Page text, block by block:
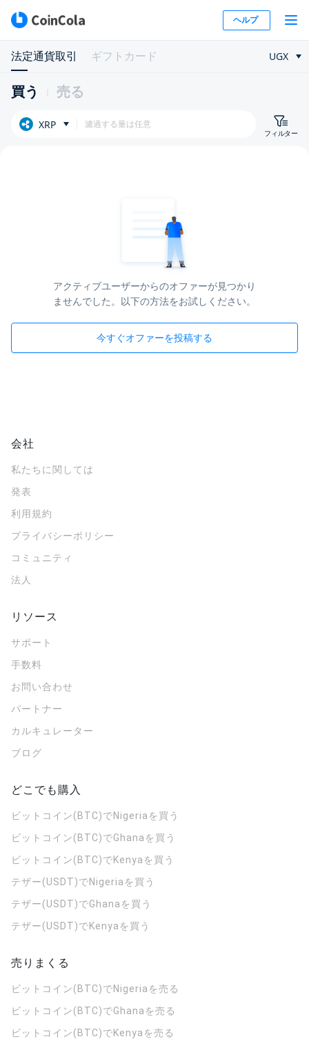
ヘルプ
法定通貨取引 ギフトカード UGX
買う 売る
XRP
フィルター
アクティブユーザーからのオファーが見つかり
ませんでした。以下の方法をお試しください。
今すぐオファーを投稿する
会社
私たちに関しては
発表
利用規約
プライバシーポリシー
コミュニティ
法人
リソース
サポート
手数料
お問い合わせ
パートナー
カルキュレーター
ブログ
どこでも購入
ビットコイン(BTC)でNigeriaを買う
ビットコイン(BTC)でGhanaを買う
ビットコイン(BTC)でKenyaを買う
テザー(USDT)でNigeriaを買う
テザー(USDT)でGhanaを買う
テザー(USDT)でKenyaを買う
売りまくる
ビットコイン(BTC)でNigeriaを売る
ビットコイン(BTC)でGhanaを売る
ビットコイン(BTC)でKenyaを売る